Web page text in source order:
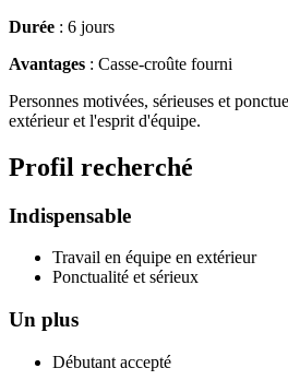
Durée : 6 jours
Avantages : Casse-croûte fourni
Personnes motivées, sérieuses et
extérieur et l'esprit d'équipe.
Profil recherché
Indispensable
Travail en équipe en extérieur
Ponctualité et sérieux
Un plus
Débutant accepté